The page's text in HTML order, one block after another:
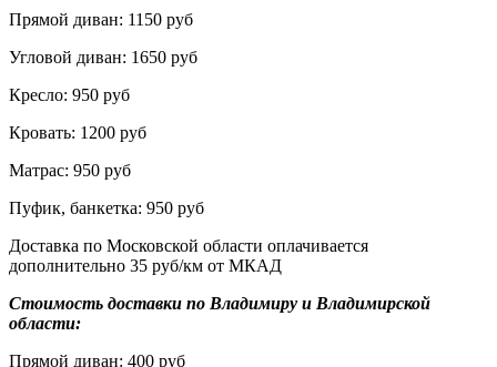
Прямой диван: 1150 руб
Угловой диван: 1650 руб
Кресло: 950 руб
Кровать: 1200 руб
Матрас: 950 руб
Пуфик, банкетка: 950 руб
Доставка по Московской области оплачивается
дополнительно 35 руб/км от МКАД
Стоимость доставки по Владимиру и Владимирской
области:
Прямой диван: 400 руб